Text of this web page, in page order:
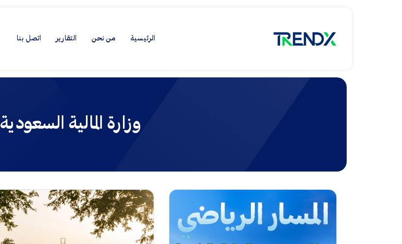
الرئيسية من نحن التقارير اتصل بنا
وزارة المالية السعودية